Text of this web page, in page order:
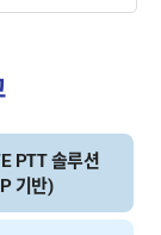
PTT 솔루션
기반)